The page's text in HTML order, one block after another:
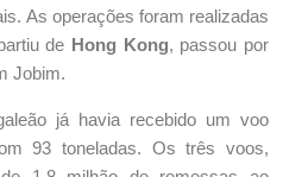
As operações foram realizadas
de Hong Kong, passou por
Jobim.
já havia recebido um voo
93 toneladas. Os três voos,